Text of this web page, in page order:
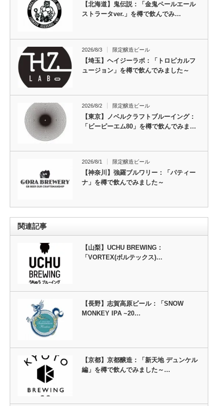
【北海道】鬼伝説：「金鬼ペールエール
ストラータver.」を樽で飲んでみ…
2026/8/3 限定醸造ビール
【埼玉】ヘイジーラボ：「トロピカルフ
ュージョン」を樽で飲んでみました～
2026/8/2 限定醸造ビール
【東京】ノベルクラフトブルーイング：
「ビーピーエム80」を樽で飲んでみま…
2026/8/1 限定醸造ビール
【神奈川】強羅ブルワリー：「パティー
ナ」を樽で飲んでみました～
関連記事
【山梨】UCHU BREWING：
「VORTEX(ボルテックス)…
【長野】志賀高原ビール：「SNOW
MONKEY IPA ~20…
【京都】京都醸造：「新天地 デュンケル
編」を樽で飲んでみました～…